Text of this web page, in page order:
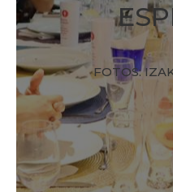
FOTOS: